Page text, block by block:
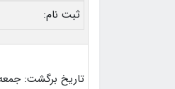
ثبت نام:
تاریخ برگشت: جمعه 3 تیر